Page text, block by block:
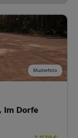
Musterfoto
Im Dorfe